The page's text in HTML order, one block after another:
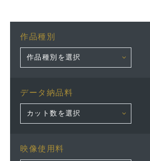
作品種別
データ納品料
映像使用料